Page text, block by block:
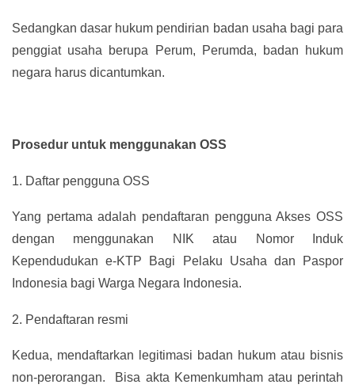
Sedangkan dasar hukum pendirian badan usaha bagi para
penggiat usaha berupa Perum, Perumda, badan hukum
negara harus dicantumkan.
Prosedur untuk menggunakan OSS
1. Daftar pengguna OSS
Yang pertama adalah pendaftaran pengguna Akses OSS
dengan menggunakan NIK atau Nomor Induk
Kependudukan e-KTP Bagi Pelaku Usaha dan Paspor
Indonesia bagi Warga Negara Indonesia.
2. Pendaftaran resmi
Kedua, mendaftarkan legitimasi badan hukum atau bisnis
non-perorangan. Bisa akta Kemenkumham atau perintah